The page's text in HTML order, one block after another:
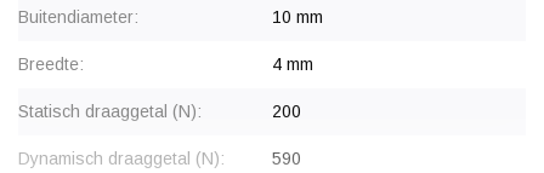
Voor OEM-klanten, terugkerende aantallen of eenmalige
voor meer informatie.
Buitendiameter: 10 mm
Breedte: 4 mm
Statisch draaggetal (N): 200
Dynamisch draaggetal (N): 590